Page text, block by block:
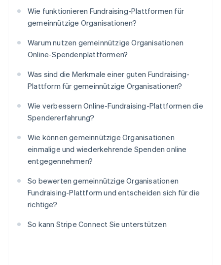
Wie funktionieren Fundraising-Plattformen für
gemeinnützige Organisationen?
Warum nutzen gemeinnützige Organisationen
Online-Spendenplattformen?
Was sind die Merkmale einer guten Fundraising-
Plattform für gemeinnützige Organisationen?
Wie verbessern Online-Fundraising-Plattformen die
Spendererfahrung?
Wie können gemeinnützige Organisationen
einmalige und wiederkehrende Spenden online
entgegennehmen?
So bewerten gemeinnützige Organisationen
Fundraising-Plattform und entscheiden sich für die
richtige?
So kann Stripe Connect Sie unterstützen